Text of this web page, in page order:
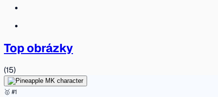
Top obrázky
(15)
🥇 #1